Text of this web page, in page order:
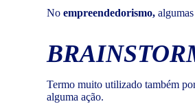
No empreendedorismo,
Termo muito utilizado também
alguma ação.